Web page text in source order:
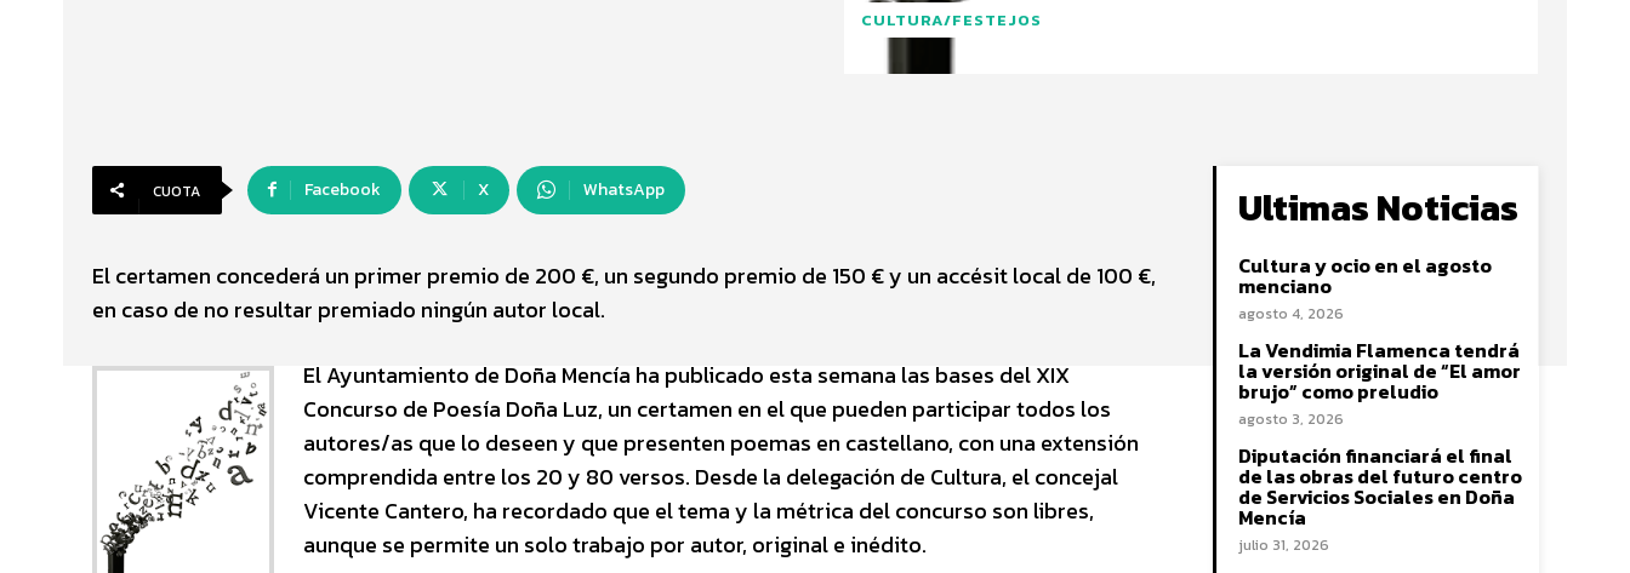
CULTURA/FESTEJOS
CUOTA Facebook X WhatsApp
El certamen concederá un primer premio de 200 €, un segundo premio de 150 € y un accésit local de 100 €,
en caso de no resultar premiado ningún autor local.
El Ayuntamiento de Doña Mencía ha publicado esta semana las bases del XIX
Concurso de Poesía Doña Luz, un certamen en el que pueden participar todos los
autores/as que lo deseen y que presenten poemas en castellano, con una extensión
comprendida entre los 20 y 80 versos. Desde la delegación de Cultura, el concejal
Vicente Cantero, ha recordado que el tema y la métrica del concurso son libres,
aunque se permite un solo trabajo por autor, original e inédito.
Ultimas Noticias
Cultura y ocio en el agosto
menciano
agosto 4, 2026
La Vendimia Flamenca tendrá
la versión original de “El amor
brujo” como preludio
agosto 3, 2026
Diputación financiará el final
de las obras del futuro centro
de Servicios Sociales en Doña
Mencía
julio 31, 2026